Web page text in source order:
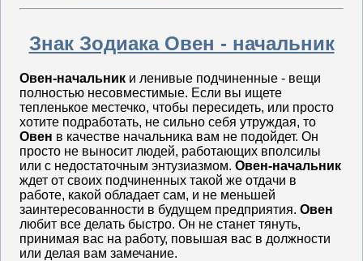
Знак Зодиака Овен - начальник
Овен-начальник и ленивые подчиненные - вещи
полностью несовместимые. Если вы ищете
тепленькое местечко, чтобы пересидеть, или просто
хотите подработать, не сильно себя утруждая, то
Овен в качестве начальника вам не подойдет. Он
просто не выносит людей, работающих вполсилы
или с недостаточным энтузиазмом. Овен-начальник
ждет от своих подчиненных такой же отдачи в
работе, какой обладает сам, и не меньшей
заинтересованности в будущем предприятия. Овен
любит все делать быстро. Он не станет тянуть,
принимая вас на работу, повышая вас в должности
или делая вам замечание.